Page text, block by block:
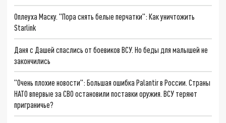
Оплеуха Маску. "Пора снять белые перчатки": Как уничтожить
Starlink
Даня с Дашей спаслись от боевиков ВСУ. Но беды для малышей не
закончились
"Очень плохие новости": Большая ошибка Palantir в России. Страны
НАТО впервые за СВО остановили поставки оружия. ВСУ теряют
приграничье?